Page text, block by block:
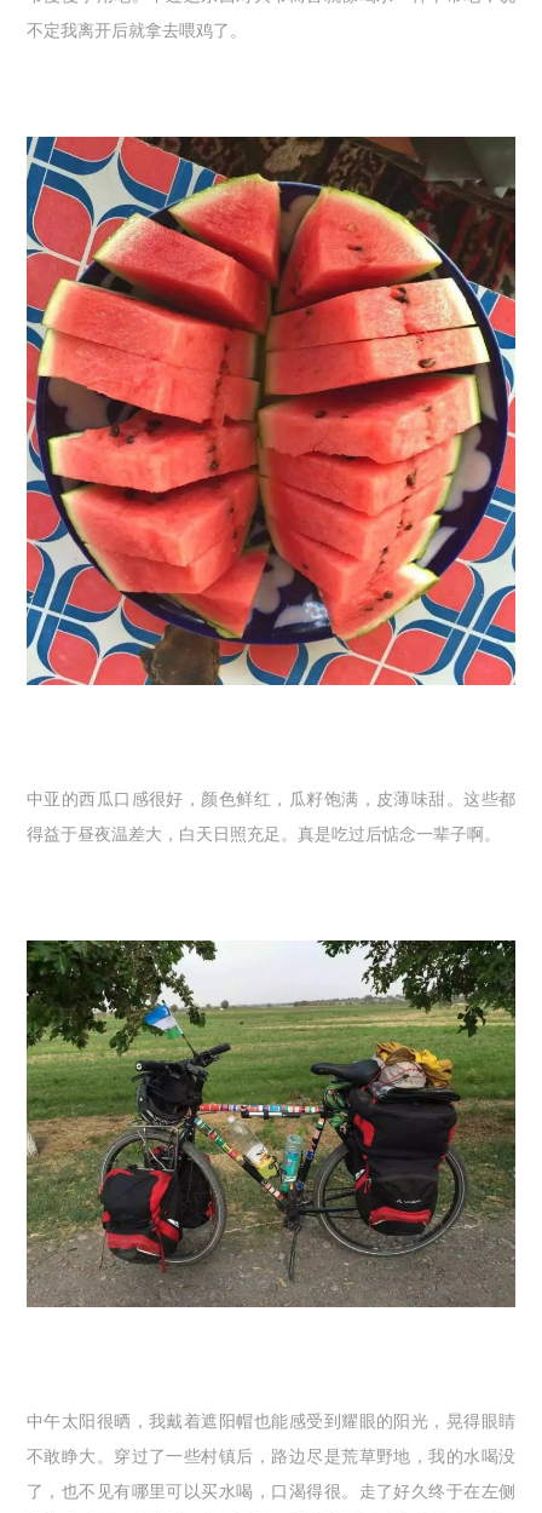
不定我离开后就拿去喂鸡了。
中亚的西瓜口感很好，颜色鲜红，瓜籽饱满，皮薄味甜。这些都
得益于昼夜温差大，白天日照充足。真是吃过后惦念一辈子啊。
中午太阳很晒，我戴着遮阳帽也能感受到耀眼的阳光，晃得眼睛
不敢睁大。穿过了一些村镇后，路边尽是荒草野地，我的水喝没
了，也不见有哪里可以买水喝，口渴得很。走了好久终于在左侧